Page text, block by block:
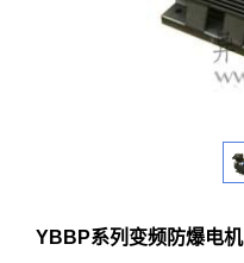
YBBP系列变频防爆电机